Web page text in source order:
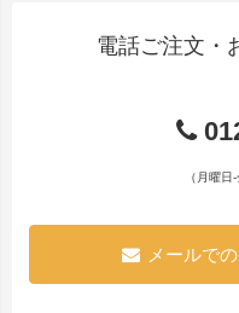
電話ご注文・
（月曜
メールで